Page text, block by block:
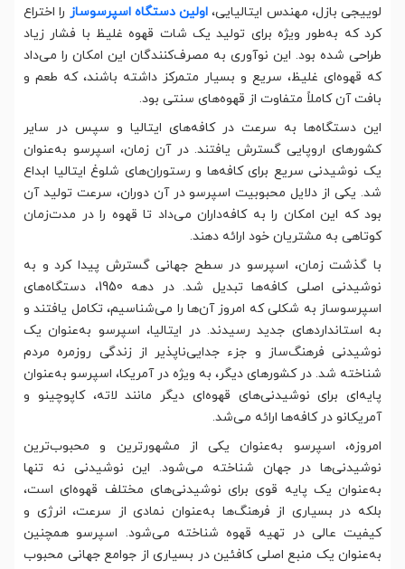
لوییجی بازل، مهندس ایتالیایی، اولین دستگاه اسپرسوساز را اختراع
کرد که به‌طور ویژه برای تولید یک شات قهوه غلیظ با فشار زیاد
طراحی شده بود. این نوآوری به مصرف‌کنندگان این امکان را می‌داد
که قهوه‌ای غلیظ، سریع و بسیار متمرکز داشته باشند، که طعم و
بافت آن کاملاً متفاوت از قهوه‌های سنتی بود.
این دستگاه‌ها به سرعت در کافه‌های ایتالیا و سپس در سایر
کشورهای اروپایی گسترش یافتند. در آن زمان، اسپرسو به‌عنوان
یک نوشیدنی سریع برای کافه‌ها و رستوران‌های شلوغ ایتالیا ابداع
شد. یکی از دلایل محبوبیت اسپرسو در آن دوران، سرعت تولید آن
بود که این امکان را به کافه‌داران می‌داد تا قهوه را در مدت‌زمان
کوتاهی به مشتریان خود ارائه دهند.
با گذشت زمان، اسپرسو در سطح جهانی گسترش پیدا کرد و به
نوشیدنی اصلی کافه‌ها تبدیل شد. در دهه 1950، دستگاه‌های
اسپرسوساز به شکلی که امروز آن‌ها را می‌شناسیم، تکامل یافتند و
به استانداردهای جدید رسیدند. در ایتالیا، اسپرسو به‌عنوان یک
نوشیدنی فرهنگ‌ساز و جزء جدایی‌ناپذیر از زندگی روزمره مردم
شناخته شد. در کشورهای دیگر، به ویژه در آمریکا، اسپرسو به‌عنوان
پایه‌ای برای نوشیدنی‌های قهوه‌ای دیگر مانند لاته، کاپوچینو و
آمریکانو در کافه‌ها ارائه می‌شد.
امروزه، اسپرسو به‌عنوان یکی از مشهورترین و محبوب‌ترین
نوشیدنی‌ها در جهان شناخته می‌شود. این نوشیدنی نه تنها
به‌عنوان یک پایه قوی برای نوشیدنی‌های مختلف قهوه‌ای است،
بلکه در بسیاری از فرهنگ‌ها به‌عنوان نمادی از سرعت، انرژی و
کیفیت عالی در تهیه قهوه شناخته می‌شود. اسپرسو همچنین
به‌عنوان یک منبع اصلی کافئین در بسیاری از جوامع جهانی محبوب